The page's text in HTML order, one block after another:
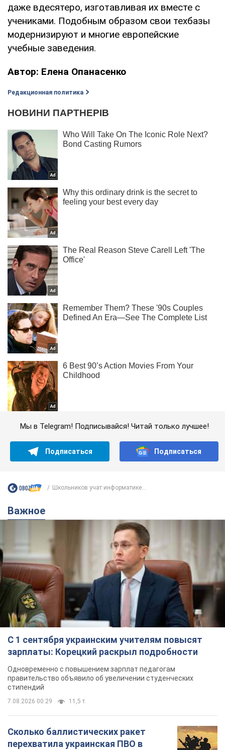
даже вдесятеро, изготавливая их вместе с
учениками. Подобным образом свои техбазы
модернизируют и многие европейские
учебные заведения.
Автор: Елена Опанасенко
Редакционная политика
Мы в Telegram! Подписывайся! Читай только лучшее!
Подписаться Подписаться
Школьников учат информатике...
Важное
С 1 сентября украинским учителям повысят
зарплаты: Корецкий раскрыл подробности
Одновременно с повышением зарплат педагогам
правительство объявило об увеличении студенческих
стипендий
7.08.2026 00:29 11,5 т.
Сколько баллистических ракет
перехватила украинская ПВО в